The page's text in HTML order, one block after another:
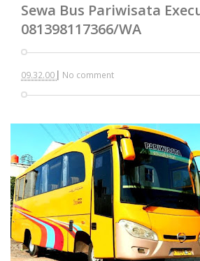
Sewa Bus Pariwisata
081398117366/WA
09.32.00 | No comment